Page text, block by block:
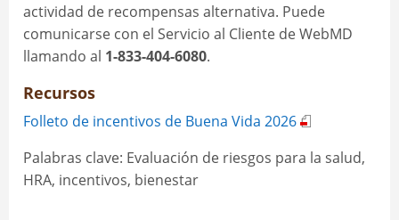
actividad de recompensas alternativa. Puede
comunicarse con el Servicio al Cliente de WebMD
llamando al 1-833-404-6080.
Recursos
Folleto de incentivos de Buena Vida 2026
Palabras clave: Evaluación de riesgos para la salud,
HRA, incentivos, bienestar